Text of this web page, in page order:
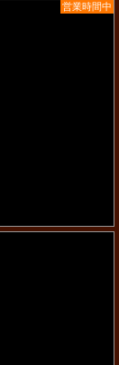
営業時間中